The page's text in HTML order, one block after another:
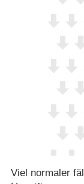
Viel normaler